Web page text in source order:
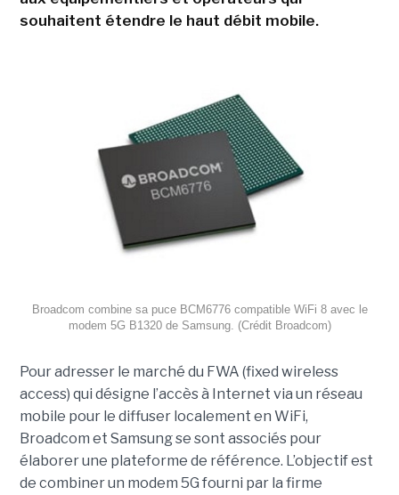
souhaitent étendre le haut débit mobile.
Broadcom combine sa puce BCM6776 compatible WiFi 8 avec le
modem 5G B1320 de Samsung. (Crédit Broadcom)
Pour adresser le marché du FWA (fixed wireless
access) qui désigne l’accès à Internet via un réseau
mobile pour le diffuser localement en WiFi,
Broadcom et Samsung se sont associés pour
élaborer une plateforme de référence. L’objectif est
de combiner un modem 5G fourni par la firme